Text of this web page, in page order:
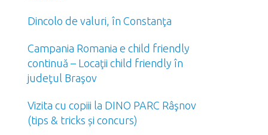
Dincolo de valuri, în Constanţa
Campania Romania e child friendly
continuă – Locaţii child friendly în
judeţul Braşov
Vizita cu copiii la DINO PARC Râşnov
(tips & tricks și concurs)